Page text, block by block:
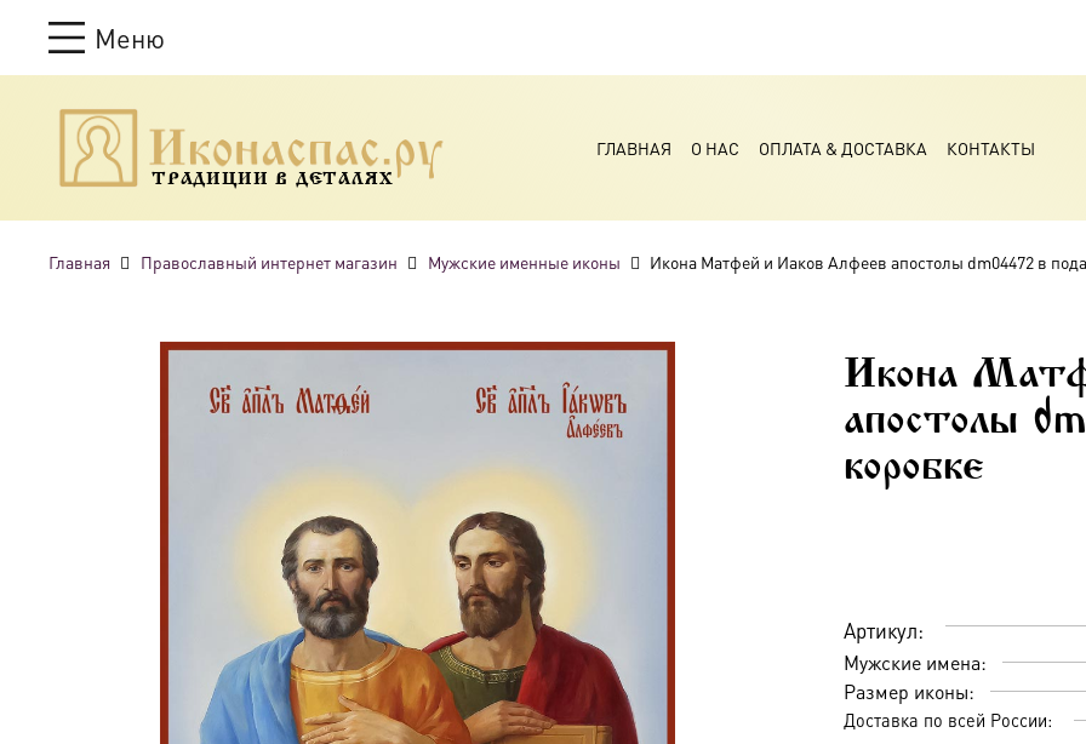
Меню
ТРАДИЦИИ В ДЕТАЛЯХ
ГЛАВНАЯ О НАС ОПЛАТА & ДОСТАВКА КОНТАКТЫ
Главная Православный интернет магазин Мужские именные иконы Икона Матфей и Иаков Алфеев апостолы dm04472 в
Икона
апостолы
коробке
Артикул:
Мужские имена:
Размер иконы:
Доставка по всей России: